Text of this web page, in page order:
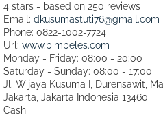
4 stars - based on 250 reviews
Email: dkusumastuti76@gmail.com
Phone: 0822-1002-7724
Url: www.bimbeles.com
Monday - Friday: 08:00 - 20:00
Saturday - Sunday: 08:00 - 17:00
Jl. Wijaya Kusuma I, Durensawit,
Jakarta, Jakarta Indonesia 13460
Cash